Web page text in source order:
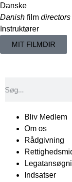
Danske
Danish film directors
Instruktører
MIT FILMDIR
Bliv Medlem
Om os
Rådgivning
Indsatser